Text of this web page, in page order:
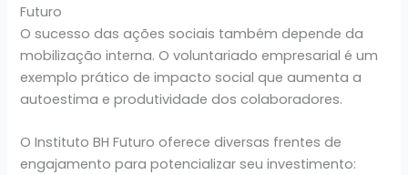
Futuro
O sucesso das ações sociais também depende da
mobilização interna. O voluntariado empresarial é um
exemplo prático de impacto social que aumenta a
autoestima e produtividade dos colaboradores.
O Instituto BH Futuro oferece diversas frentes de
engajamento para potencializar seu investimento: